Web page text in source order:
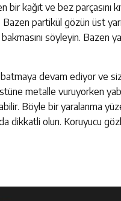
kağıt ve bez parçasını
partikül gözün üst
söyleyin. Bazen
devam ediyor ve
metalle vuruyorken
Böyle bir yaralanma
dikkatli olun. Koruyucu